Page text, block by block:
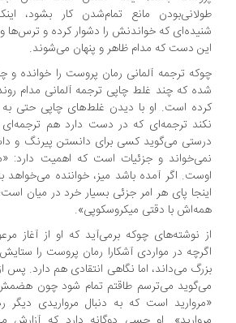
مانع تمام‌شدن کار بشود، اینکه
که خواندنش را دشوار کرده و ترس‌ها و
دست که مدام ظاهر و پنهان می‌شوند.
ترجمه آلمانی رمان پروست را خوانده و چنان
که چند غلط چاپی ترجمه آلمانی مدام روند
است. او با دیدن غلط‌های چاپی حتی به این
ترجمه‌ای که در دست دارد هم ترجمه‌ای
می‌گوید کسی برای دانستن پیرنگ و داستان
و جزئیات است که اهمیت دارد: «محتوای
اگر آمده باشد میز، خواننده می‌خواهد
پای هر امر جزئی بسیار خرد در میان است؛
با دقتی میکروسکوپی».
نوشته‌های چوکه برمی‌آید که او از آغاز مرعوب
در مواردی آشکارا رمان پروست را ستایش
می‌داند، اما نگاهی انتقادی هم دارد. پس از
می‌ترسم طاقتم تمام شود چون هضمش
است که به دنبال مرواریدی دیگر ردیف